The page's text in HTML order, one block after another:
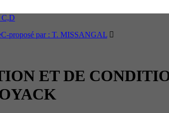
proposé par : T. MISSANGAL
ET DE